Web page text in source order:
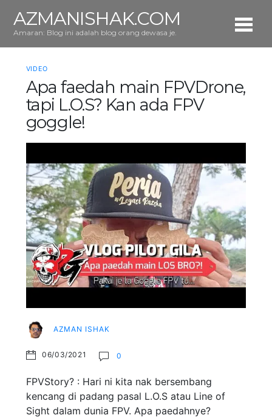
AZMANISHAK.COM
Amaran: Blog ini adalah blog orang dewasa je.
VIDEO
Apa faedah main FPVDrone,
tapi L.O.S? Kan ada FPV
goggle!
AZMAN ISHAK
06/03/2021 0
FPVStory? : Hari ni kita nak bersembang
kencang di padang pasal L.O.S atau Line of
Sight dalam dunia FPV. Apa paedahnye?